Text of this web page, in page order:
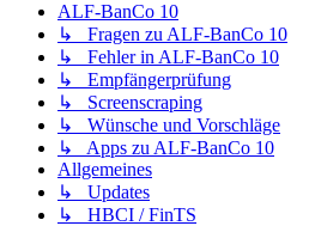
ALF-BanCo 10
↳ Fragen zu ALF-BanCo 10
↳ Fehler in ALF-BanCo 10
↳ Empfängerprüfung
↳ Screenscraping
↳ Wünsche und Vorschläge
↳ Apps zu ALF-BanCo 10
Allgemeines
↳ Updates
↳ HBCI / FinTS